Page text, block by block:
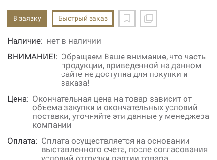
В заявку Быстрый заказ
Наличие: нет в наличии
ВНИМАНИЕ!: Обращаем Ваше внимание, что часть
продукции, приведенной на данном
сайте не доступна для покупки и
заказа!
Цена: Окончательная цена на товар зависит от
объема закупки и окончательных условий
поставки, уточняйте эти данные у менеджера
компании
Оплата: Оплата осуществляется на основании
выставленного счета, после согласования
условий отгрузки партии товара.